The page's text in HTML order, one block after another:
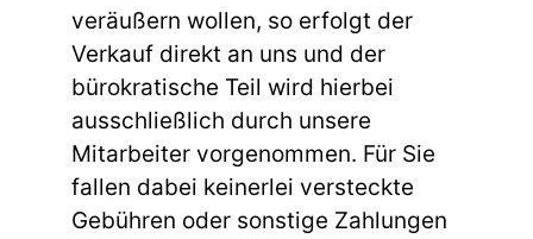
veräußern wollen, so erfolgt der
Verkauf direkt an uns und der
bürokratische Teil wird hierbei
ausschließlich durch unsere
Mitarbeiter vorgenommen. Für Sie
fallen dabei keinerlei versteckte
Gebühren oder sonstige Zahlungen